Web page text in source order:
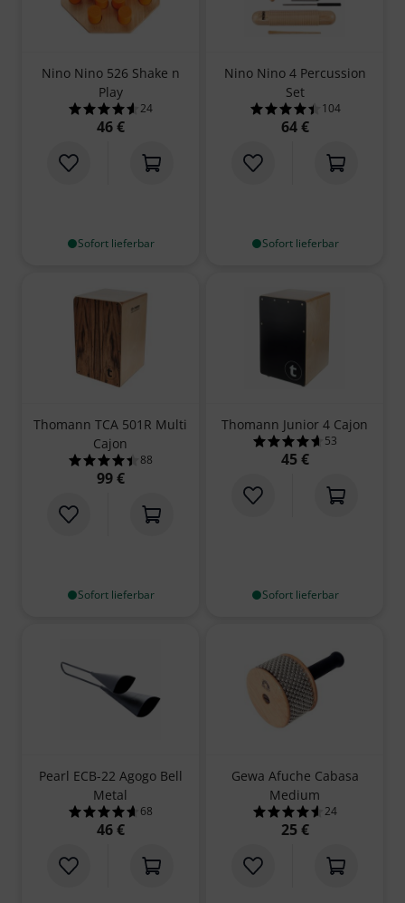
Nino Nino 526 Shake n
Play
4.5 von 5 Sternen aus 24 Kundenbewertungen
24
46 €
Sofort lieferbar
Nino Nino 4 Percussion
Set
4.5 von 5
104
64 €
Sofort lieferbar
Thomann TCA 501R Multi
Cajon
4.5 von 5 Sternen aus 88 Kundenbewertungen
88
99 €
Sofort lieferbar
Thomann Junior 4 Cajon
4.6 von 5
53
45 €
Sofort lieferbar
Pearl ECB-22 Agogo Bell
Metal
4.6 von 5 Sternen aus 68 Kundenbewertungen
68
46 €
Gewa Afuche Cabasa
Medium
4.5 von 5
24
25 €